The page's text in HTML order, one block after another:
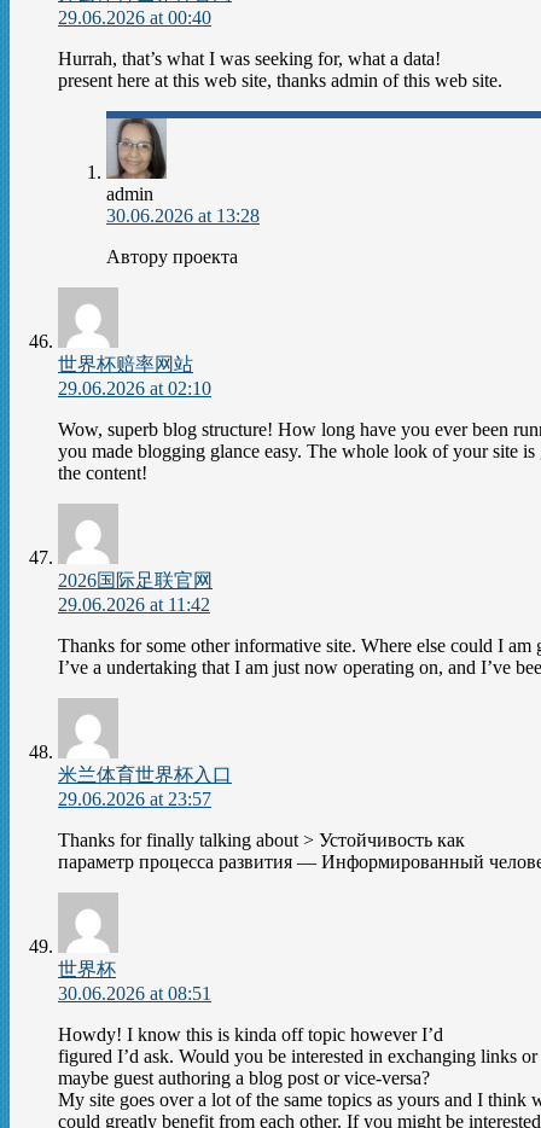
29.06.2026 at 00:40
Hurrah, that’s what I was seeking for, what a data!
present here at this web site, thanks admin of this web site.
admin
30.06.2026 at 13:28
Автору проекта
世界杯赔率网站
29.06.2026 at 02:10
Wow, superb blog structure! How long have you ever been
you made blogging glance easy. The whole look of your site is
the content!
2026国际足联官网
29.06.2026 at 11:42
Thanks for some other informative site. Where else could I
I’ve a undertaking that I am just now operating on, and I’ve
米兰体育世界杯入口
29.06.2026 at 23:57
Thanks for finally talking about > Устойчивость как
параметр процесса развития — Информированный
世界杯
30.06.2026 at 08:51
Howdy! I know this is kinda off topic however I’d
figured I’d ask. Would you be interested in exchanging links or
maybe guest authoring a blog post or vice-versa?
My site goes over a lot of the same topics as yours and I think
could greatly benefit from each other. If you might be interested